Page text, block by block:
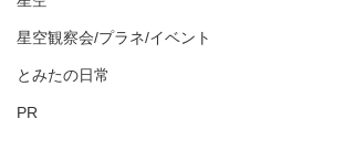
星空観察会/プラネ/イベント
とみたの日常
PR